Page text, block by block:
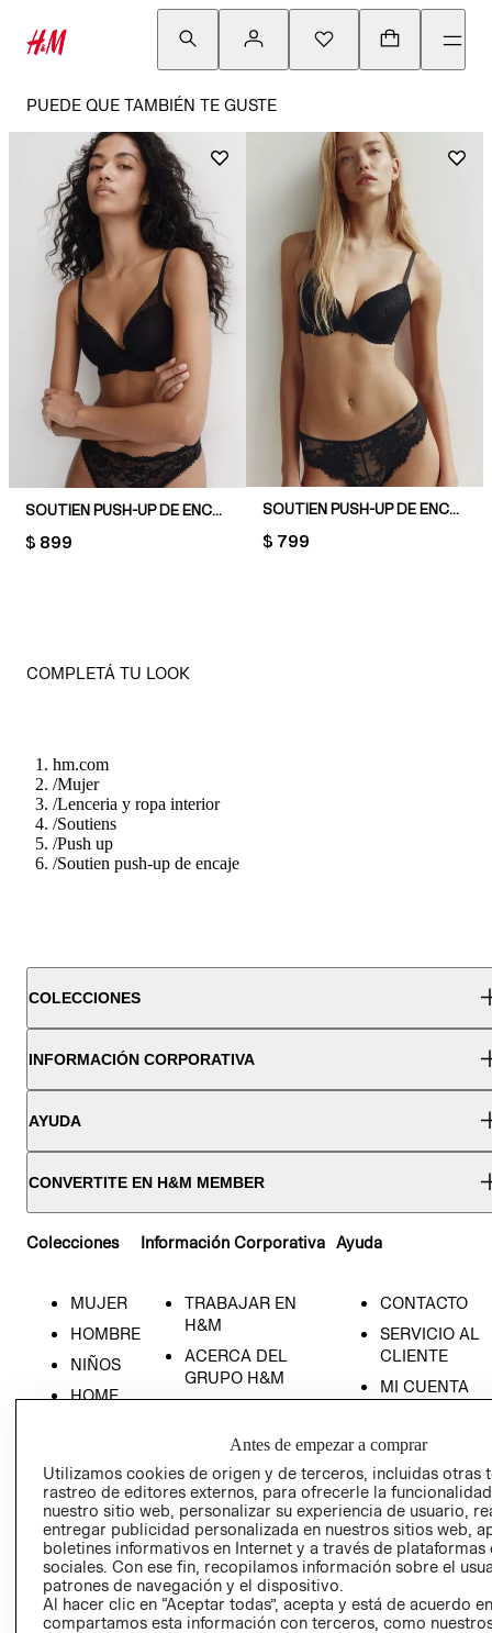
PUEDE QUE TAMBIÉN TE GUSTE
SOUTIEN PUSH-UP DE ENCAJE
PRICE:
$ 899
SOUTIEN PUSH-UP DE ENCAJE
PRICE:
$ 799
COMPLETÁ TU LOOK
hm.com
/Mujer
/Lenceria y ropa interior
/Soutiens
/Push up
/Soutien push-up de encaje
COLECCIONES
INFORMACIÓN CORPORATIVA
AYUDA
CONVERTITE EN H&M MEMBER
Colecciones
MUJER
HOMBRE
NIÑOS
HOME
Información Corporativa
TRABAJAR EN
H&M
ACERCA DEL
GRUPO H&M
RELACIÓN CON
INVERSIONISTAS
POLÍTICA
EMPRESARIAL
Ayuda
CONTACTO
SERVICIO AL
CLIENTE
MI CUENTA
TIENDAS
- RETIRO EN
TIENDA
TÉRMINOS Y
CONDICIONES
AVISO DE
PRIVACIDAD
Antes de empezar a comprar
Utilizamos cookies de origen y de terceros, incluidas otras
rastreo de editores externos, para ofrecerle la
nuestro sitio web, personalizar su experiencia de usuario,
entregar publicidad personalizada en nuestros sitios web,
boletines informativos en Internet y a través de plataformas
sociales. Con ese fin, recopilamos información sobre el
patrones de navegación y el dispositivo.
Al hacer clic en “Aceptar todas”, acepta y está de acuerdo
compartamos esta información con terceros, como